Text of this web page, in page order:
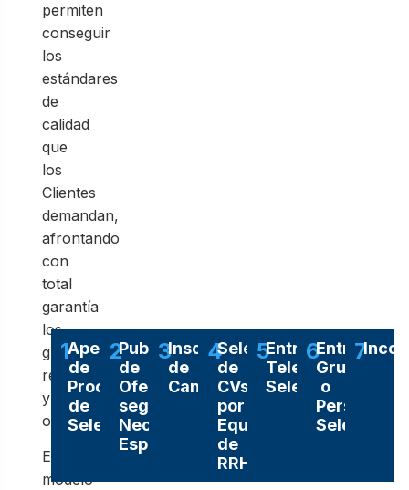
permiten
conseguir
los
estándares
de
calidad
que
los
Clientes
demandan,
afrontando
con
total
garantía
los
grandes
retos
y
oportunidades.
El
modelo
1Apertura
de
Proceso
de
Selección
2Publicación
de
Ofertas
según
Necesidad
Específica
3Inscripción
de
Candidato
4Selección
de
CVs
por
Equipo
de
RRHH
5Entrevista
Telefónica
Selectiva
6Entrevista
Grupal
o
Personal/
Selectiva
7